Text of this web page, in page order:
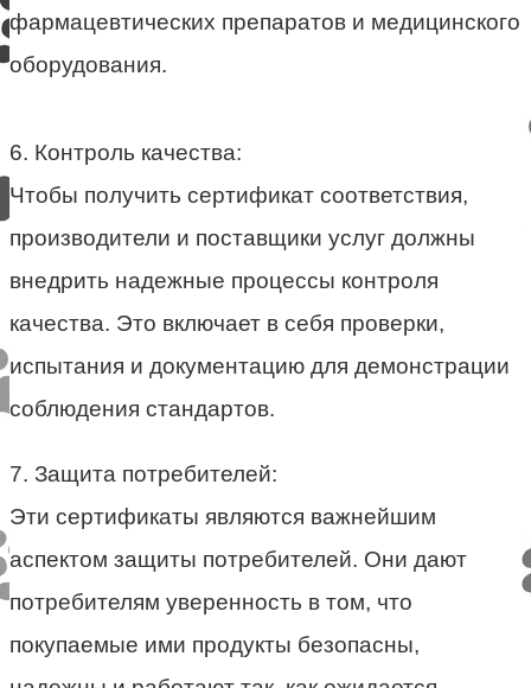
фармацевтических препаратов и медицинского
оборудования.
6. Контроль качества:
Чтобы получить сертификат соответствия,
производители и поставщики услуг должны
внедрить надежные процессы контроля
качества. Это включает в себя проверки,
испытания и документацию для демонстрации
соблюдения стандартов.
7. Защита потребителей:
Эти сертификаты являются важнейшим
аспектом защиты потребителей. Они дают
потребителям уверенность в том, что
покупаемые ими продукты безопасны,